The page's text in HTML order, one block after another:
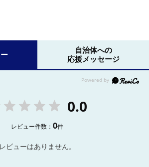
自治体への
応援メッセージ
0.0
レビュー件数：0件
レビューはありません。